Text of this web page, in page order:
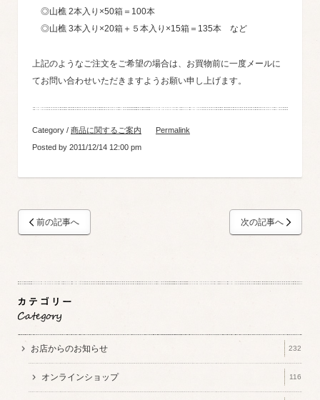
◎山樵 2本入り×50箱＝100本
◎山樵 3本入り×20箱＋５本入り×15箱＝135本 など
上記のようなご注文をご希望の場合は、お買物前に一度メールに
てお問い合わせいただきますようお願い申し上げます。
Category / 商品に関するご案内
Permalink
Posted by 2011/12/14 12:00 pm
前の記事へ 次の記事へ
お店からのお知らせ 232
オンラインショップ 116